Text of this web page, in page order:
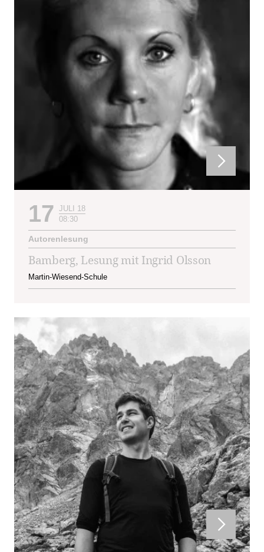
17 JULI 18
08:30
Autorenlesung
Bamberg, Lesung mit Ingrid Olsson
Martin-Wiesend-Schule